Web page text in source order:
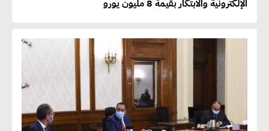
الإلكترونية والابتكار بقيمة 8 مليون يورو